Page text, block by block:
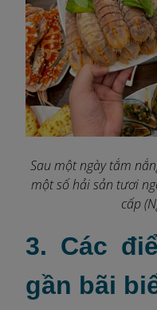
Sau một ngày tắm
một số hải sản tươi
cấp
3. Các
gần bãi